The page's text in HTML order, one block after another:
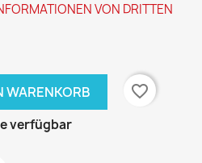
VON DRITTEN
WARENKORB
favorite_border
verfügbar